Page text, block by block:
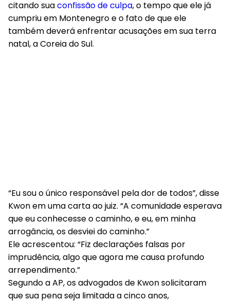
citando suaconfissão de culpa, o tempo que ele já
cumpriu em Montenegro e o fato de que ele
também deverá enfrentar acusações em sua terra
natal, a Coreia do Sul.
“Eu sou o único responsável pela dor de todos”, disse
Kwon em uma carta ao juiz. “A comunidade esperava
que eu conhecesse o caminho, e eu, em minha
arrogância, os desviei do caminho.”
Ele acrescentou: “Fiz declarações falsas por
imprudência, algo que agora me causa profundo
arrependimento.”
Segundo a AP, os advogados de Kwon solicitaram
que sua pena seja limitada a cinco anos,